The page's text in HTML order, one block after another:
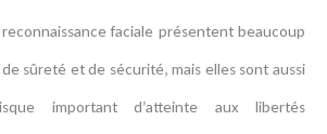
faciale présentent beaucoup
sûreté et de sécurité, mais elles sont aussi
important d’atteinte aux libertés